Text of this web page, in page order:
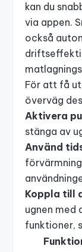
kan du
via appen.
också
För att få
överväg
Aktivera
stänga av
Använd
Koppla till
ugnen med
funktioner,